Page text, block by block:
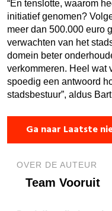
“En tenslotte, waarom
initiatief genomen?
meer dan 500.000 euro
verwachten van het
domein beter
verkommeren. Heel wat
spoedig een antwoord
stadsbestuur”, aldus
Ga naar Laatste
OVER DE AUTEUR
Team Vooruit